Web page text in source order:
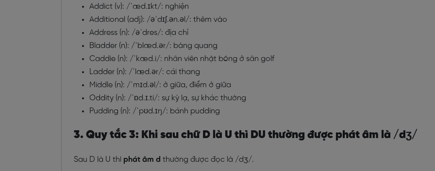
Addict (v): /ˈæd.ɪkt/: nghiện
Additional (adj): /əˈdɪʃ.ən.əl/: thêm vào
Address (n): /əˈdres/: địa chỉ
Bladder (n): /ˈblæd.ər/: bàng quang
Caddie (n): /ˈkæd.i/: nhân viên nhặt bóng ở sân golf
Ladder (n): /ˈlæd.ər/: cái thang
Middle (n): /ˈmɪd.əl/: ở giữa, điểm ở giữa
Oddity (n): /ˈɒd.ɪ.ti/: sự kỳ lạ, sự khác thường
Pudding (n): /ˈpʊd.ɪŋ/: bánh pudding
3. Quy tắc 3: Khi sau chữ D là U thì DU thường được phát âm là /dʒ/
Sau D là U thì phát âm d thường được đọc là /dʒ/.